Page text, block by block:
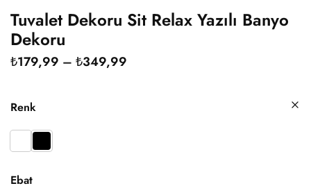
Tuvalet Dekoru Sit Relax Yazılı Banyo
Dekoru
₺179,99 – ₺349,99
Renk
Ebat